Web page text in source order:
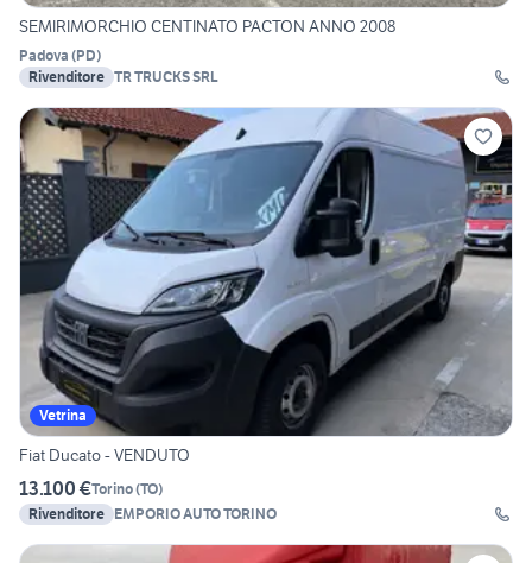
SEMIRIMORCHIO CENTINATO PACTON ANNO 2008
Padova (PD)
Rivenditore TR TRUCKS SRL
Vetrina
Fiat Ducato - VENDUTO
13.100 €Torino(TO)
Rivenditore EMPORIO AUTO TORINO